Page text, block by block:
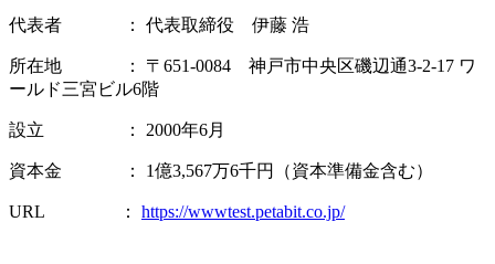
代表者 ： 代表取締役 伊藤 浩
所在地 ： 〒651-0084 神戸市中央区磯辺通3-2-17 ワ
ールド三宮ビル6階
設立 ： 2000年6月
資本金 ： 1億3,567万6千円（資本準備金含む）
URL ： https://wwwtest.petabit.co.jp/